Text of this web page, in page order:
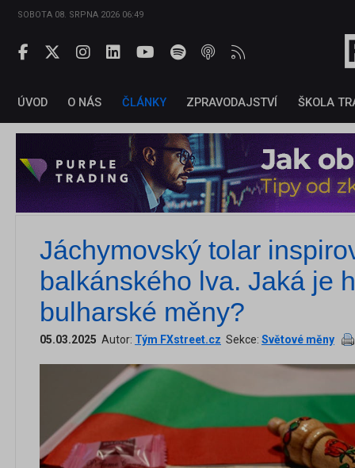
SOBOTA 08. SRPNA 2026 06:49
ÚVOD O NÁS ČLÁNKY ZPRAVODAJSTVÍ ŠKOLA
Jáchymovský tolar
balkánského lva. Jaká je
bulharské měny?
05.03.2025 Autor: Tým FXstreet.cz Sekce: Světové měny